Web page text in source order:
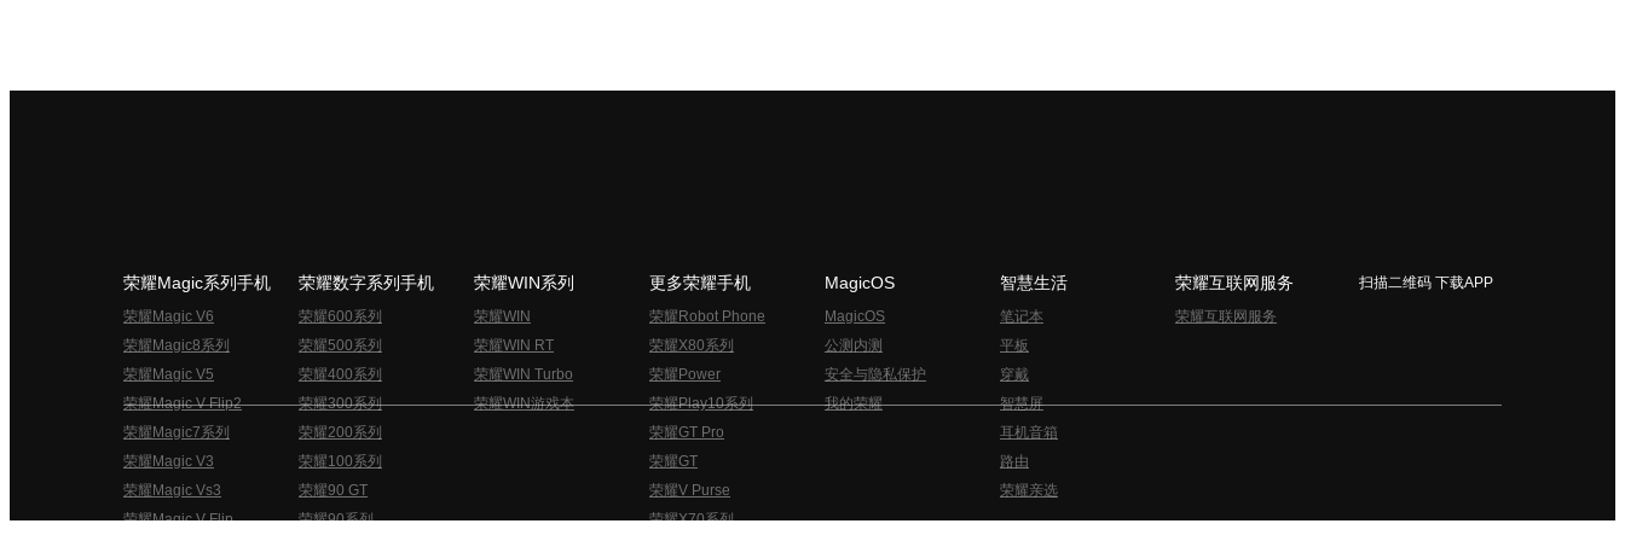
荣耀Magic系列手机
荣耀Magic V6
荣耀Magic8系列
荣耀Magic V5
荣耀Magic V Flip2
荣耀Magic7系列
荣耀Magic V3
荣耀Magic Vs3
荣耀Magic V Flip
荣耀数字系列手机
荣耀600系列
荣耀500系列
荣耀400系列
荣耀300系列
荣耀200系列
荣耀100系列
荣耀90 GT
荣耀90系列
荣耀WIN系列
荣耀WIN
荣耀WIN RT
荣耀WIN Turbo
荣耀WIN游戏本
更多荣耀手机
荣耀Robot Phone
荣耀X80系列
荣耀Power
荣耀Play10系列
荣耀GT Pro
荣耀GT
荣耀V Purse
荣耀X70系列
MagicOS
MagicOS
公测内测
安全与隐私保护
我的荣耀
智慧生活
笔记本
平板
穿戴
智慧屏
耳机音箱
路由
荣耀亲选
荣耀互联网服务
荣耀互联网服务
扫描二维码 下载APP